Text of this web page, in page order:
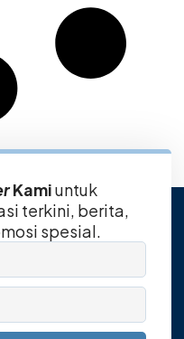
Kamiuntuk
terkini, berita,
spesial.